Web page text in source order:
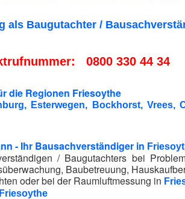
als Baugutachter /
0800 330 44 34
die Regionen Friesoythe
Esterwegen, Bockhorst, Vrees,
- Ihr Bausachverständiger in
/ Baugutachters bei
Baubetreuung,
oder bei der Raumluftmessung in
Friesoythe